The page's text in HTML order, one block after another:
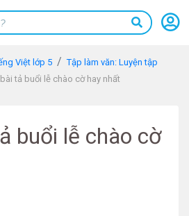
Việt lớp 5
Tập làm văn: Luyện tập
tả buổi lễ chào cờ hay nhất
buổi lễ chào cờ